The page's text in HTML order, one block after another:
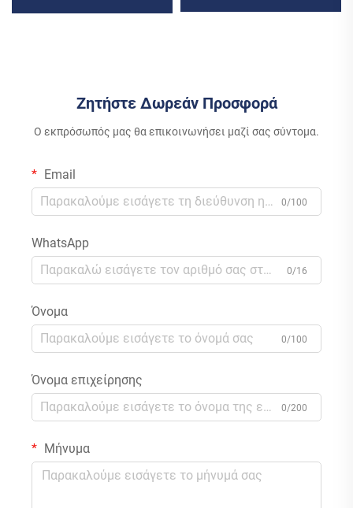
Ζητήστε Δωρεάν Προσφορά
Ο εκπρόσωπός μας θα επικοινωνήσει μαζί σας σύντομα.
Email
0/100
WhatsApp
0/16
Όνομα
0/100
Όνομα επιχείρησης
0/200
Μήνυμα